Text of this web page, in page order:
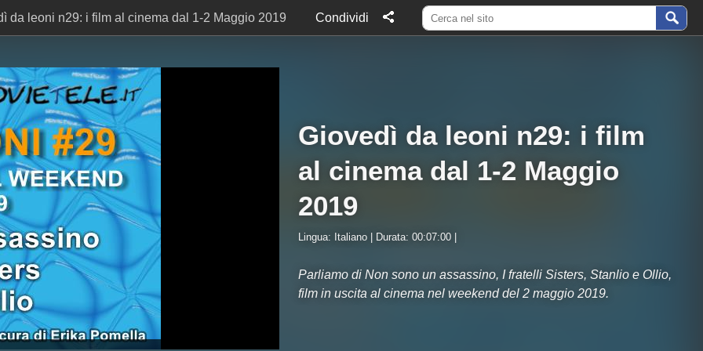
da leoni n29: i film al cinema dal 1-2 Maggio 2019 Condividi
Giovedì da leoni n29: i film
al cinema dal 1-2 Maggio
2019
Lingua: Italiano | Durata: 00:07:00 |
Parliamo di Non sono un assassino, I fratelli Sisters, Stanlio e Ollio,
film in uscita al cinema nel weekend del 2 maggio 2019.